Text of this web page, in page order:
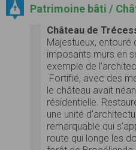
Patrimoine bâti /
Château de
Majestueux,
imposants murs en
exemple de
Fortifié, avec des
le château avait
résidentielle.
une unité
remarquable qui
route qui longe les